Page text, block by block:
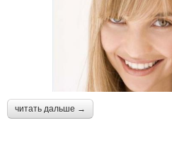
читать дальше →